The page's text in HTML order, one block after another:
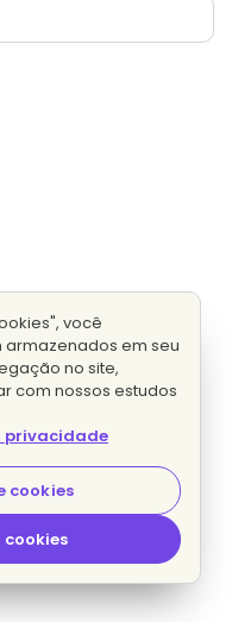
você
em seu
no site,
com nossos estudos
privacidade
cookies